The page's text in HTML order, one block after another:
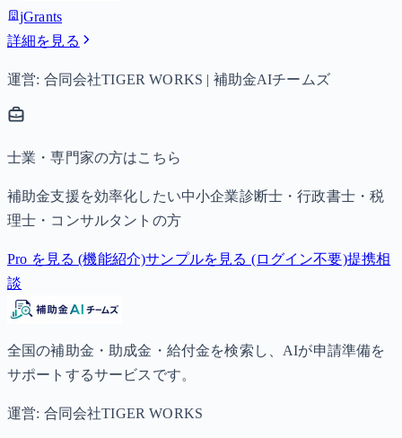
jGrants
詳細を見る
運営: 合同会社TIGER WORKS | 補助金AIチームズ
士業・専門家の方はこちら
補助金支援を効率化したい中小企業診断士・行政書士・税
理士・コンサルタントの方
Pro を見る (機能紹介)サンプルを見る (ログイン不要)提携相
談
全国の補助金・助成金・給付金を検索し、AIが申請準備を
サポートするサービスです。
運営: 合同会社TIGER WORKS